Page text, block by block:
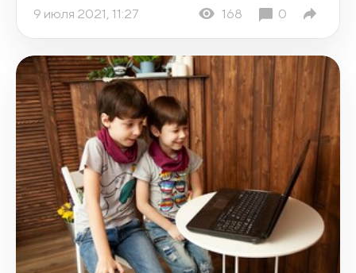
9 июля 2021, 11:27 168 0